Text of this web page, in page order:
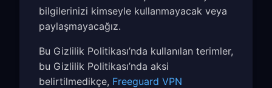
bilgilerinizi kimseyle kullanmayacak veya
paylaşmayacağız.
Bu Gizlilik Politikası’nda kullanılan terimler,
bu Gizlilik Politikası’nda aksi
belirtilmedikçe, Freeguard VPN